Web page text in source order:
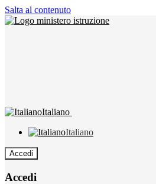
Salta al contenuto
Italiano
Italiano
Accedi
Accedi